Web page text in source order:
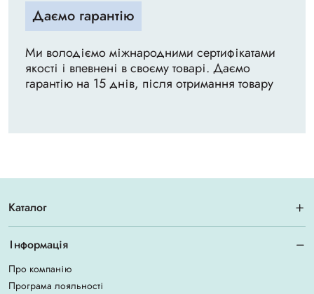
Даємо гарантію
Ми володіємо міжнародними сертифікатами
якості і впевнені в своєму товарі. Даємо
гарантію на 15 днів, після отримання товару
Каталог
Інформація
Про компанію
Програма лояльності